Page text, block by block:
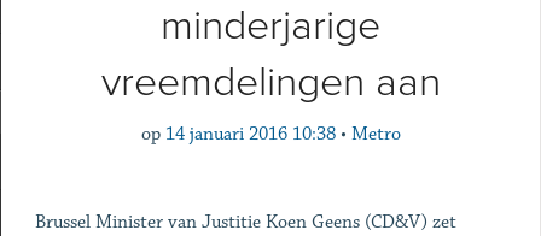
minderjarige
vreemdelingen aan
op 14 januari 2016 10:38 • Metro
Brussel Minister van Justitie Koen Geens (CD&V) zet